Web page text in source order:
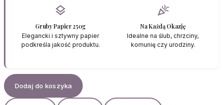
layers
Gruby Papier 250g
Elegancki i sztywny papier
podkreśla jakość produktu.
celebration
Na Każdą Okazję
Idealne na ślub, chrzciny,
komunię czy urodziny.
Dodaj do koszyka